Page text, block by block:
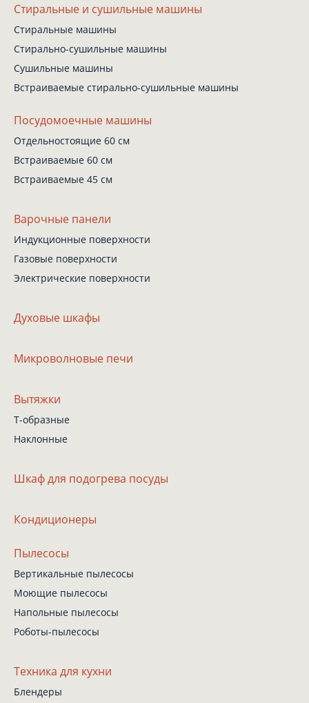
Стиральные и сушильные машины
Стиральные машины
Стирально-сушильные машины
Сушильные машины
Встраиваемые стирально-сушильные машины
Посудомоечные машины
Отдельностоящие 60 см
Встраиваемые 60 см
Встраиваемые 45 см
Варочные панели
Индукционные поверхности
Газовые поверхности
Электрические поверхности
Духовые шкафы
Микроволновые печи
Вытяжки
Т-образные
Наклонные
Шкафдля подогрева посуды
Кондиционеры
Пылесосы
Вертикальные пылесосы
Моющие пылесосы
Напольные пылесосы
Роботы-пылесосы
Техника для кухни
Блендеры